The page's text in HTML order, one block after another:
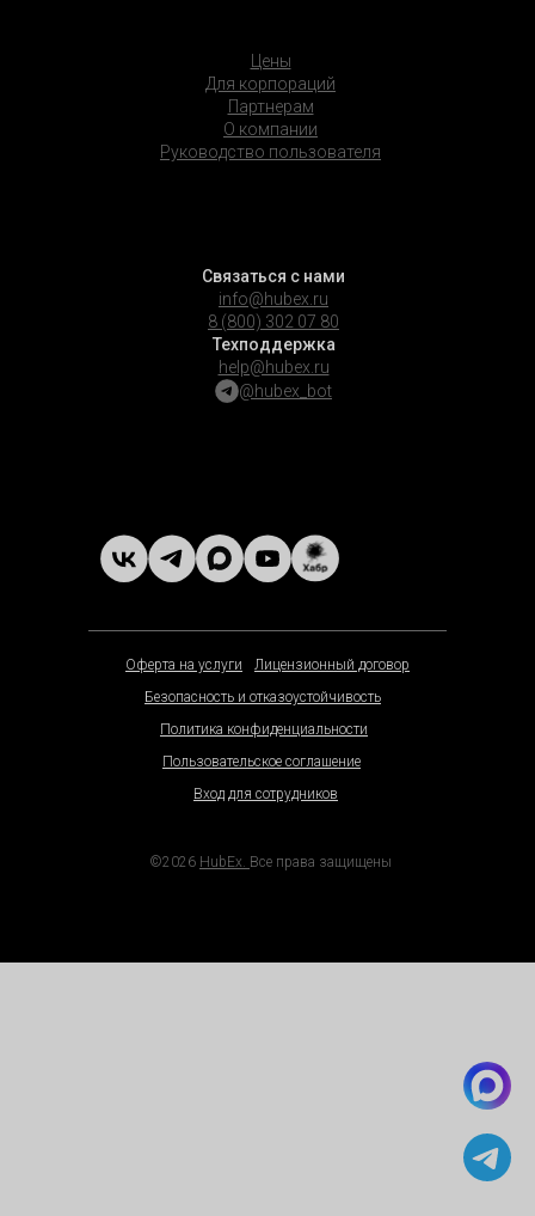
Оферта на услуги
Лицензионный договор
Безопасность и отказоустойчивость
Политика конфиденциальности
Пользовательское соглашение
Вход для сотрудников
Связаться с нами
info@hubex.ru
8 (800) 302 07 80
Техподдержка
help@hubex.ru
@hubex_bot
Цены
Для корпораций
Партнерам
О компании
Руководство пользователя
©2026 HubEx. Все права защищены